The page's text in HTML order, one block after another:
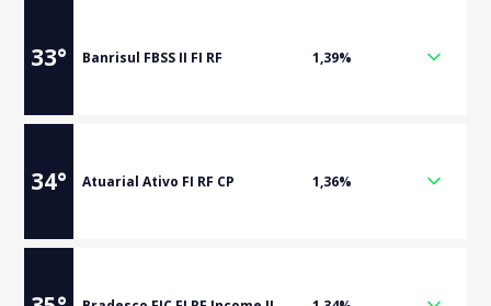
33° Banrisul FBSS II FI RF 1,39%
34° Atuarial Ativo FI RF CP 1,36%